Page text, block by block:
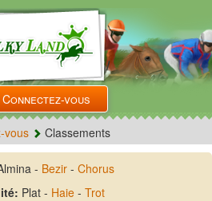
Connectez-vous
vous Classements
- Bezir- Chorus
Plat - Haie - Trot